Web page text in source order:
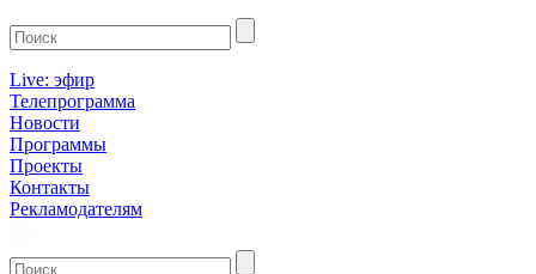
Live: эфир
Телепрограмма
Новости
Программы
Проекты
Контакты
Рекламодателям